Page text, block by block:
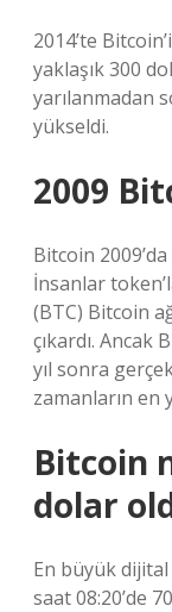
2014’te
yaklaşık 300
yarılanmadan
yükseldi.
2009
Bitcoin
İnsanlar
(BTC) Bitcoin
çıkardı. Ancak
yıl sonra
zamanların en
Bitcoin
dolar
En büyük dijital
saat 08:20’de